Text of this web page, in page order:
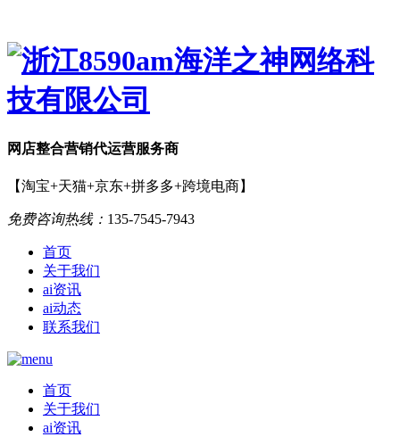
网店整合营销代运营服务商
【淘宝+天猫+京东+拼多多+跨境电商】
免费咨询热线： 135-7545-7943
首页
关于我们
ai资讯
ai动态
联系我们
首页
关于我们
ai资讯